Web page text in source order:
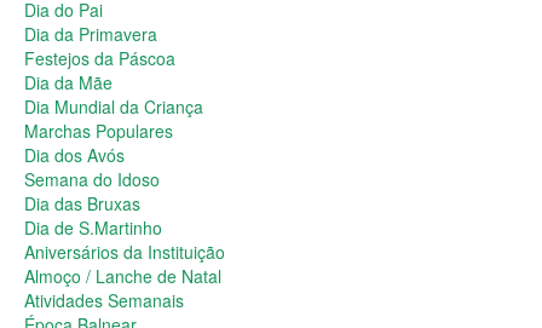
Dia dos Avós
Semana do Idoso
Dia das Bruxas
Dia de S.Martinho
Aniversários da Instituição
Almoço / Lanche de Natal
Atividades Semanais
Época Balnear
Feiras e Exposições
Grupos Musicais do Centro de Dia
Outras Actividades
Passeio Vila Nova de Cerveira
Passeio a Fátima
Passeio Convívio em Pombal
Dia do Pai
Dia da Primavera
Festejos da Páscoa
Dia da Mãe
Dia Mundial da Criança
Marchas Populares
Dia dos Avós
Semana do Idoso
Dia das Bruxas
Dia de S.Martinho
Aniversários da Instituição
Almoço / Lanche de Natal
Atividades Semanais